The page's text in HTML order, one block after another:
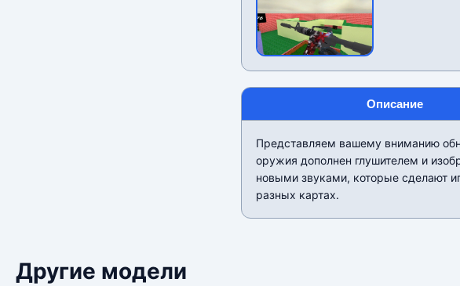
Описание
Представляем вашему вниманию
оружия дополнен глушителем и
новыми звуками, которые сделают
разных картах.
Другие модели